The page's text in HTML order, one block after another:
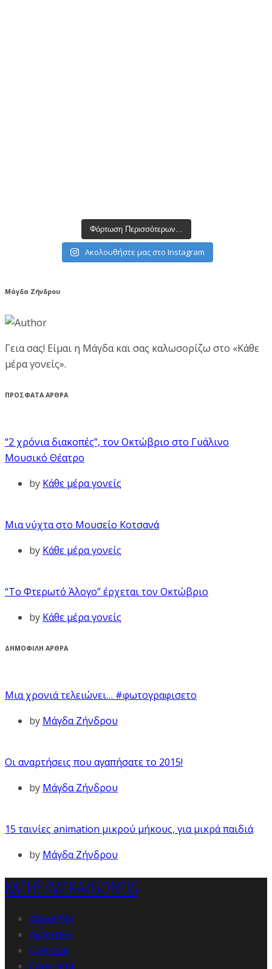
Φόρτωση Περισσότερων...
Ακολουθήστε μας στο Instagram
Μάγδα Ζήνδρου
Γεια σας! Είμαι η Μάγδα και σας καλωσορίζω στο «Κάθε
μέρα γονείς».
ΠΡΟΣΦΑΤΑ ΑΡΘΡΑ
“2 χρόνια διακοπές”, τον Οκτώβριο στο Γυάλινο
Μουσικό Θέατρο
by Κάθε μέρα γονείς
Μια νύχτα στο Μουσείο Κοτσανά
by Κάθε μέρα γονείς
“Το Φτερωτό Άλογο” έρχεται τον Οκτώβριο
by Κάθε μέρα γονείς
ΔΗΜΟΦΙΛΗ ΑΡΘΡΑ
Μια χρονιά τελειώνει… #φωτογραφισετο
by Μάγδα Ζήνδρου
Οι αναρτήσεις που αγαπήσατε το 2015!
by Μάγδα Ζήνδρου
15 ταινίες animation μικρού μήκους, για μικρά παιδιά
by Μάγδα Ζήνδρου
KATHE/MERA/GONEIS
About Me
Advertise
Calendar
Copyright